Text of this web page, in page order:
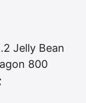
Jelly Bean
800